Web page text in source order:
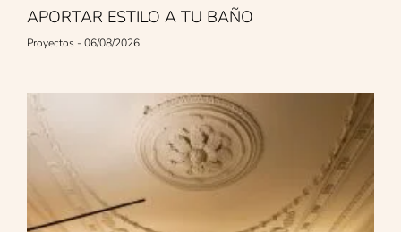
APORTAR ESTILO A TU BAÑO
Proyectos 06/08/2026